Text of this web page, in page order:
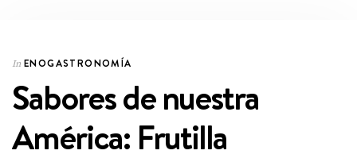
In ENOGASTRONOMÍA
Sabores de nuestra
América: Frutilla